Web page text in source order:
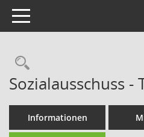
Toggle navigation
Sozialausschuss -
Informationen